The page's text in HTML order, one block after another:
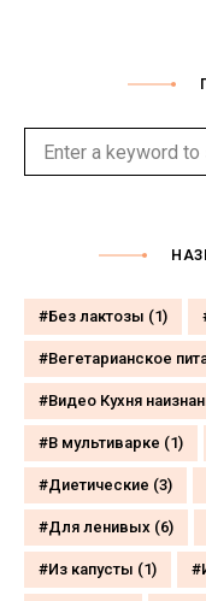
Search
Без лактозы (1)
Вегетарианское
Видео Кухня
В мультиварке (1)
Диетические (3)
Для ленивых (6)
Из капусты (1)